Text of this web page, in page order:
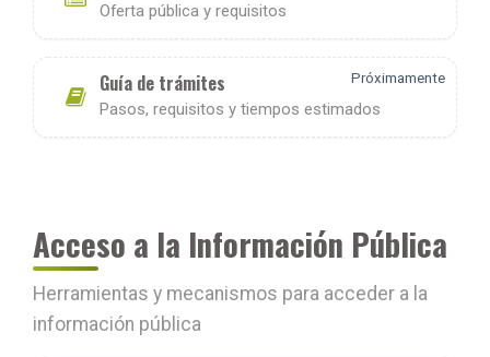
Oferta pública y requisitos
Guía de trámites
Pasos, requisitos y tiempos estimados
Próximamente
Acceso a la Información Pública
Herramientas y mecanismos para acceder a la
información pública